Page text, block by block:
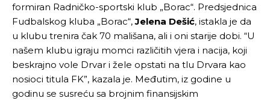
formiran Radničko-sportski klub „Borac“. Predsjednica
Fudbalskog kluba „Borac“,Jelena Dešić, istakla je da
u klubu trenira čak 70 mališana, ali i oni starije dobi. “U
našem klubu igraju momci različitih vjera i nacija, koji
beskrajno vole Drvar i žele opstati na tlu Drvara kao
nosioci titula FK”, kazala je. Međutim, iz godine u
godinu se susreću sa brojnim finansijskim